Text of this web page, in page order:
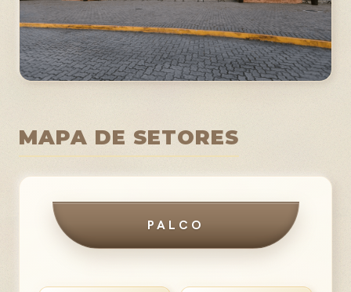
MAPA DE SETORES
PALCO